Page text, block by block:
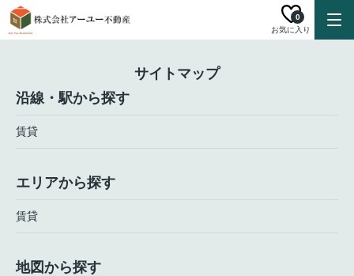
お気に入り
0
サイトマップ
沿線・駅から探す
賃貸
エリアから探す
賃貸
地図から探す